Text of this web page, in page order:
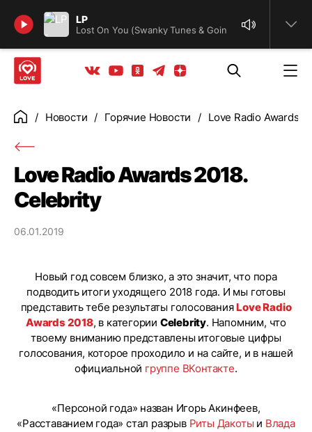
LP
Lost On You (Swanky Tunes & Going Deeper Remix)
Найти
Вконтакте
YoutubeОдноклассники
ТелеграмЯндекс дзен
ГлавнаяНовости Горячие Новости Love Radio Awards
Love Radio Awards 2018.
Celebrity
06.01.2019
Новый год совсем близко, а это значит, что пора
подводить итоги уходящего 2018 года. И мы готовы
представить тебе результаты голосованияLove Radio
Awards 2018, в категории Celebrity. Напомним, что
твоему вниманию представлены итоговые цифры
голосования, которое проходило и на сайте, и в нашей
официальной группе ВКонтакте.
«Персоной года» назван Игорь Акинфеев,
«Расставанием года» стал разрыв Риты Дакоты и Влада